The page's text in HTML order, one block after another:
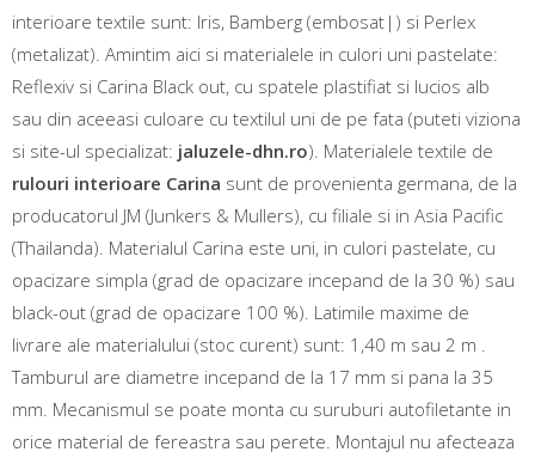
interioare textile sunt: Iris, Bamberg (embosat|) si Perlex
(metalizat). Amintim aici si materialele in culori uni pastelate:
Reflexiv si Carina Black out, cu spatele plastifiat si lucios alb
sau din aceeasi culoare cu textilul uni de pe fata (puteti viziona
si site-ul specializat: jaluzele-dhn.ro). Materialele textile de
rulouri interioare Carina sunt de provenienta germana, de la
producatorul JM (Junkers & Mullers), cu filiale si in Asia Pacific
(Thailanda). Materialul Carina este uni, in culori pastelate, cu
opacizare simpla (grad de opacizare incepand de la 30 %) sau
black-out (grad de opacizare 100 %). Latimile maxime de
livrare ale materialului (stoc curent) sunt: 1,40 m sau 2 m .
Tamburul are diametre incepand de la 17 mm si pana la 35
mm. Mecanismul se poate monta cu suruburi autofiletante in
orice material de fereastra sau perete. Montajul nu afecteaza